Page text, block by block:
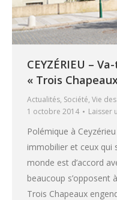
CEYZÉRIEU –
« Trois
Actualités, Société, Vie
1 octobre 2014
Laisser
Polémique à
immobilier et ceux qui
monde est d’accord
beaucoup s’opposent
Trois Chapeaux